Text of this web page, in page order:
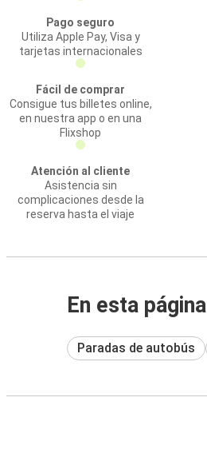
Pago seguro
Utiliza Apple Pay, Visa y
tarjetas internacionales
Fácil de comprar
Consigue tus billetes online,
en nuestra app o en una
Flixshop
Atención al cliente
Asistencia sin
complicaciones desde la
reserva hasta el viaje
En esta página
Paradas de autobús